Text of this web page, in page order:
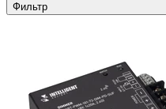
Фильтр